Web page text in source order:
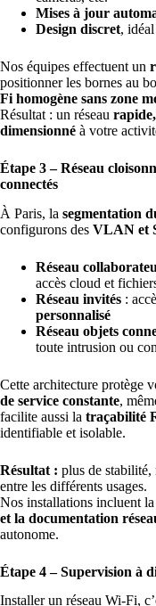
Mises à jour
Design discret,
Nos équipes effectuent un
positionner les bornes au
Fi homogène sans zone
Résultat : un réseau
dimensionné à votre
Étape 3 – Réseau
connectés
À Paris, la segmentation
configurons des VLAN et
Réseau
accès cloud et
Réseau invités :
personnalisé
Réseau objets
toute intrusion ou
Cette architecture protège
de service constante,
facilite aussi la traçabilité
identifiable et isolable.
Résultat : plus de stabilité,
entre les différents usages.
Nos installations incluent la
et la documentation
autonome.
Étape 4 – Supervision à
Installer un réseau Wi-Fi,